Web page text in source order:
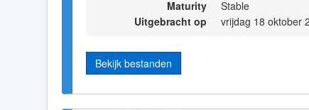
Maturity
Stable
Uitgebracht op
vrijdag 18 oktober
Bekijk bestanden